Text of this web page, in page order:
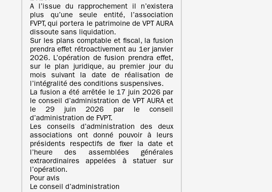
A l’issue du rapprochement il n’existera
plus qu’une seule entité, l’association
FVPT, qui portera le patrimoine de VPT AURA
dissoute sans liquidation.
Sur les plans comptable et fiscal, la fusion
prendra effet rétroactivement au 1er janvier
2026. L’opération de fusion prendra effet,
sur le plan juridique, au premier jour du
mois suivant la date de réalisation de
l’intégralité des conditions suspensives.
La fusion a été arrêtée le 17 juin 2026 par
le conseil d’administration de VPT AURA et
le 29 juin 2026 par le conseil
d’administration de FVPT.
Les conseils d’administration des deux
associations ont donné pouvoir à leurs
présidents respectifs de fixer la date et
l’heure des assemblées générales
extraordinaires appelées à statuer sur
l’opération.
Pour avis
Le conseil d’administration